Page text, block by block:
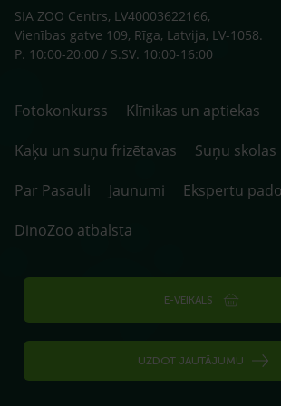
SIA ZOO Centrs, LV40003622166,
Vienības gatve 109, Rīga, Latvija, LV-1058.
P. 10:00-20:00 / S.SV. 10:00-16:00
Fotokonkurss
Klīnikas un aptiekas
Kaķu un suņu frizētavas
Suņu skolas
Par Pasauli
Jaunumi
Ekspertu
DinoZoo atbalsta
E-VEIKALS
UZDOT JAUTĀJUMU